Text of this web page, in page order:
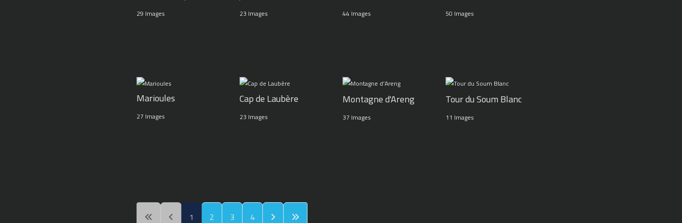
29 Images 23 Images 44 Images 50 Images
Marioules
27 Images
Cap de Laubère
23 Images
Montagne d'Areng
37 Images
Tour du Soum Blanc
11 Images
1 2 3 4